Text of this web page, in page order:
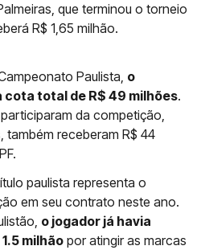
que terminou o torneio
R$ 1,65 milhão.
Paulista, o
total de R$ 49 milhões.
da competição,
receberam R$ 44
paulista representa o
em seu contrato neste ano.
o jogador já havia
milhão por atingir as marcas